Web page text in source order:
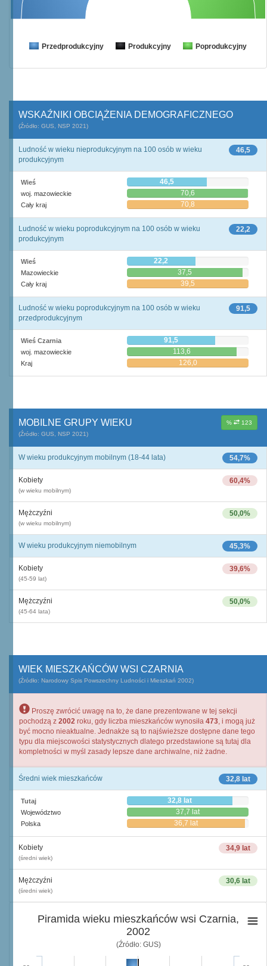
Przedprodukcyjny Produkcyjny Poprodukcyjny
WSKAŹNIKI OBCIĄŻENIA DEMOGRAFICZNEGO
(Źródło: GUS, NSP 2021)
46,5
Ludność w wieku nieprodukcyjnym na 100 osób w wieku
produkcyjnym
Wieś 46,5
woj. mazowieckie 70,6
Cały kraj 70,8
22,2
Ludność w wieku poprodukcyjnym na 100 osób w wieku
produkcyjnym
Wieś 22,2
Mazowieckie 37,5
Cały kraj 39,5
91,5
Ludność w wieku poprodukcyjnym na 100 osób w wieku
przedprodukcyjnym
Wieś Czarnia 91,5
woj. mazowieckie 113,6
Kraj 126,0
% 123
MOBILNE GRUPY WIEKU
(Źródło: GUS, NSP 2021)
54,7%
W wieku produkcyjnym mobilnym (18-44 lata)
60,4%
Kobiety
(w wieku mobilnym)
50,0%
Mężczyźni
(w wieku mobilnym)
45,3%
W wieku produkcyjnym niemobilnym
39,6%
Kobiety
(45-59 lat)
50,0%
Mężczyźni
(45-64 lata)
WIEK MIESZKAŃCÓW WSI CZARNIA
(Źródło: Narodowy Spis Powszechny Ludności i Mieszkań 2002)
Proszę zwrócić uwagę na to, że dane prezentowane w tej sekcji
pochodzą z 2002 roku, gdy liczba mieszkańców wynosiła 473, i mogą już
być mocno nieaktualne. Jednakże są to najświeższe dostępne dane tego
typu dla miejscowości statystycznych dlatego przedstawione są tutaj dla
kompletności w myśl zasady lepsze dane archiwalne, niż żadne.
32,8 lat
Średni wiek mieszkańców
Tutaj 32,8 lat
Województwo 37,7 lat
Polska 36,7 lat
34,9 lat
Kobiety
(średni wiek)
30,6 lat
Mężczyźni
(średni wiek)
Piramida wieku mieszkańców wsi Czarnia,
2002
(Źródło: GUS)